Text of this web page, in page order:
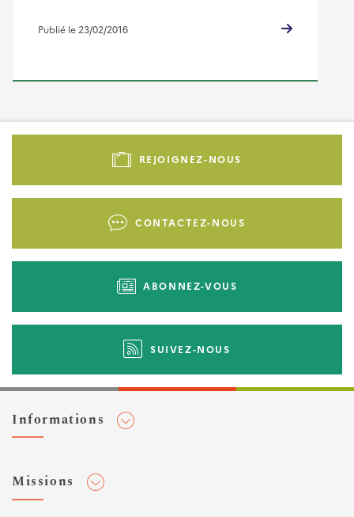
Publié le 23/02/2016
Pied
-
REJOIGNEZ-NOUS
CONTACTEZ-NOUS
ABONNEZ-VOUS
SUIVEZ-NOUS
Informations
Missions